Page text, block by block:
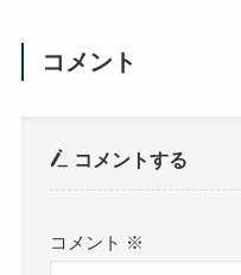
コメント
コメントする
コメント ※